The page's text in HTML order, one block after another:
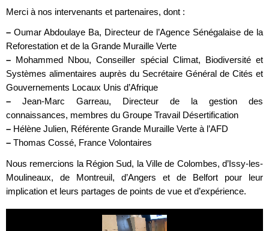
Merci à nos intervenants et partenaires, dont :
– Oumar Abdoulaye Ba, Directeur de l’Agence Sénégalaise de la
Reforestation et de la Grande Muraille Verte
– Mohammed Nbou, Conseiller spécial Climat, Biodiversité et
Systèmes alimentaires auprès du Secrétaire Général de Cités et
Gouvernements Locaux Unis d’Afrique
– Jean-Marc Garreau, Directeur de la gestion des
connaissances, membres du Groupe Travail Désertification
– Hélène Julien, Référente Grande Muraille Verte à l’AFD
– Thomas Cossé, France Volontaires
Nous remercions la Région Sud, la Ville de Colombes, d’Issy-les-
Moulineaux, de Montreuil, d’Angers et de Belfort pour leur
implication et leurs partages de points de vue et d’expérience.